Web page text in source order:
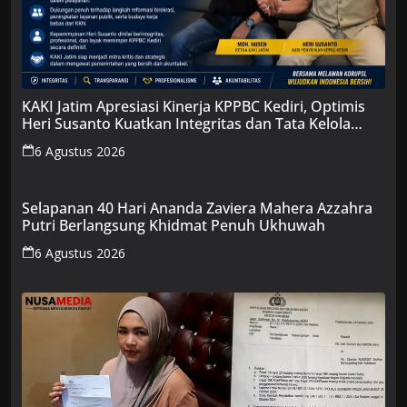
KAKI Jatim Apresiasi Kinerja KPPBC Kediri, Optimis
Heri Susanto Kuatkan Integritas dan Tata Kelola
Bersih
6 Agustus 2026
Selapanan 40 Hari Ananda Zaviera Mahera Azzahra
Putri Berlangsung Khidmat Penuh Ukhuwah
6 Agustus 2026